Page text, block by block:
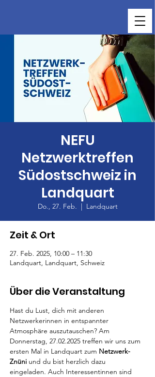
NEFU
Netzwerktreffen
Südostschweiz in
Landquart
Do., 27. Feb.
  |
Landquart
Zeit & Ort
27. Feb. 2025, 10:00 – 11:30
Landquart, Landquart, Schweiz
Über die Veranstaltung
Hast du Lust, dich mit anderen
Netzwerkerinnen in entspannter
Atmosphäre auszutauschen? Am
Donnerstag, 27.02.2025 treffen wir uns zum
ersten Mal in Landquart zum Netzwerk-
Znüni und du bist herzlich dazu
eingeladen. Auch Interessentinnen sind